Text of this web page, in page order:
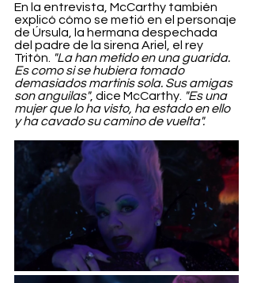
En la entrevista, McCarthy también
explicó cómo se metió en el personaje
de Úrsula, la hermana despechada
del padre de la sirena Ariel, el rey
Tritón.
"La han metido en una guarida.
Es como si se hubiera tomado
demasiados martinis sola. Sus amigas
son anguilas", dice McCarthy. "Es una
mujer que lo ha visto, ha estado en ello
y ha cavado su camino de vuelta".